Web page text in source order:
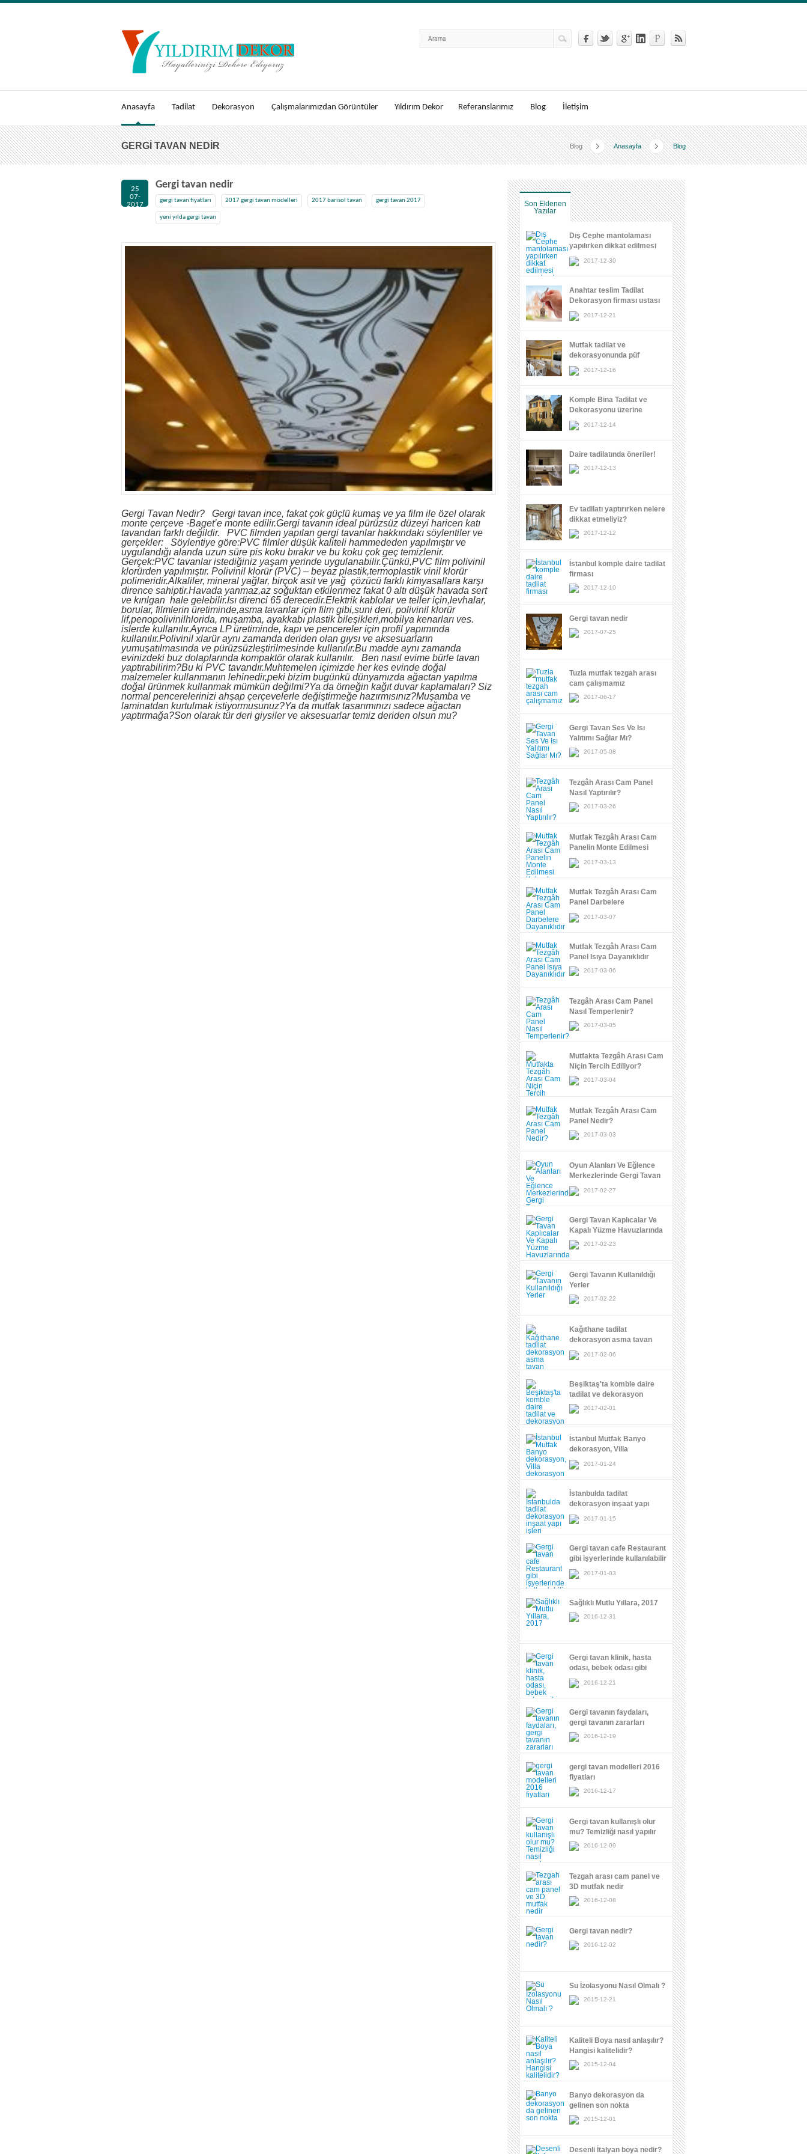
Anasayfa Tadilat Dekorasyon Çalışmalarımızdan Görüntüler Yıldırım Dekor Referanslarımız Blog İletişim
GERGI TAVAN NEDIR Blog Anasayfa Blog
25
07-
2017
Gergi tavan nedir
gergi tavan fiyatları 2017 gergi tavan modelleri 2017 barisol tavan gergi tavan 2017
yeni yılda gergi tavan
Gergi Tavan Nedir? Gergi tavan ince, fakat çok güçlü kumaş ve ya film ile özel olarak
monte çerçeve -Baget’e monte edilir.Gergi tavanın ideal pürüzsüz düzeyi haricen katı
tavandan farklı değildir. PVC filmden yapılan gergi tavanlar hakkındakı söylentiler ve
gerçekler: Söylentiye göre:PVC filmler düşük kaliteli hammededen yapılmıştır ve
uygulandığı alanda uzun süre pis koku bırakır ve bu koku çok geç temizlenir.
Gerçek:PVC tavanlar istediğiniz yaşam yerinde uygulanabilir.Çünkü,PVC film polivinil
klorürden yapılmıştır. Polivinil klorür (PVC) – beyaz plastik,termoplastik vinil klorür
polimeridir.Alkaliler, mineral yağlar, birçok asit ve yağ çözücü farklı kimyasallara karşı
dirence sahiptir.Havada yanmaz,az soğuktan etkilenmez fakat 0 altı düşük havada sert
ve kırılgan hale gelebilir.Isı direnci 65 derecedir.Elektrik kablolar ve teller için,levhalar,
borular, filmlerin üretiminde,asma tavanlar için film gibi,suni deri, polivinil klorür
lif,penopolivinilhlorida, muşamba, ayakkabı plastik bileşikleri,mobilya kenarları ves.
islerde kullanılır.Ayrıca LP üretiminde, kapı ve pencereler için profil yapımında
kullanılır.Polivinil xlarür aynı zamanda deriden olan gıysı ve aksesuarların
yumuşatılmasında ve pürüzsüzleştirilmesinde kullanılır.Bu madde aynı zamanda
evinizdeki buz dolaplarında kompaktör olarak kullanılır. Ben nasıl evime bürle tavan
yaptırabilirim?Bu ki PVC tavandır.Muhtemelen içimizde her kes evinde doğal
malzemeler kullanmanın lehinedir,peki bizim bugünkü dünyamızda ağactan yapılma
doğal ürünmek kullanmak mümkün değilmi?Ya da örneğin kağıt duvar kaplamaları? Siz
normal pencerelerinizi ahşap çerçevelerle değiştirmeğe hazırmısınız?Muşamba ve
laminatdan kurtulmak istiyormusunuz?Ya da mutfak tasarımınızı sadece ağactan
yaptırmağa?Son olarak tür deri giysiler ve aksesuarlar temiz deriden olsun mu?
Son Eklenen
Yazılar
Dış Cephe mantolaması
yapılırken dikkat edilmesi
gerekenler
2017-12-30
Anahtar teslim Tadilat
Dekorasyon firması ustası
istanbul
2017-12-21
Mutfak tadilat ve
dekorasyonunda püf
noktalar
2017-12-16
Komple Bina Tadilat ve
Dekorasyonu üzerine
öneriler!!!
2017-12-14
Daire tadilatında öneriler!
2017-12-13
Ev tadilatı yaptırırken nelere
dikkat etmeliyiz?
2017-12-12
İstanbul komple daire tadilat
firması
2017-12-10
Gergi tavan nedir
2017-07-25
Tuzla mutfak tezgah arası
cam çalışmamız
2017-06-17
Gergi Tavan Ses Ve Isı
Yalıtımı Sağlar Mı?
2017-05-08
Tezgâh Arası Cam Panel
Nasıl Yaptırılır?
2017-03-26
Mutfak Tezgâh Arası Cam
Panelin Monte Edilmesi
Kolaydır
2017-03-13
Mutfak Tezgâh Arası Cam
Panel Darbelere
Dayanıklıdır
2017-03-07
Mutfak Tezgâh Arası Cam
Panel Isıya Dayanıklıdır
2017-03-06
Tezgâh Arası Cam Panel
Nasıl Temperlenir?
2017-03-05
Mutfakta Tezgâh Arası Cam
Niçin Tercih Ediliyor?
2017-03-04
Mutfak Tezgâh Arası Cam
Panel Nedir?
2017-03-03
Oyun Alanları Ve Eğlence
Merkezlerinde Gergi Tavan
Uygulamaları
2017-02-27
Gergi Tavan Kaplıcalar Ve
Kapalı Yüzme Havuzlarında
2017-02-23
Gergi Tavanın Kullanıldığı
Yerler
2017-02-22
Kağıthane tadilat
dekorasyon asma tavan
dekoratif boya işleri
2017-02-06
Beşiktaş'ta komble daire
tadilat ve dekorasyon
2017-02-01
İstanbul Mutfak Banyo
dekorasyon, Villa
dekorasyon
2017-01-24
İstanbulda tadilat
dekorasyon inşaat yapı
işleri
2017-01-15
Gergi tavan cafe Restaurant
gibi işyerlerinde kullanılabilir
mi?
2017-01-03
Sağlıklı Mutlu Yıllara, 2017
2016-12-31
Gergi tavan klinik, hasta
odası, bebek odası gibi
hijyen isteyen mekanlarda
kullanılır mı?
2016-12-21
Gergi tavanın faydaları,
gergi tavanın zararları
2016-12-19
gergi tavan modelleri 2016
fiyatları
2016-12-17
Gergi tavan kullanışlı olur
mu? Temizliği nasıl yapılır
2016-12-09
Tezgah arası cam panel ve
3D mutfak nedir
2016-12-08
Gergi tavan nedir?
2016-12-02
Su İzolasyonu Nasıl Olmalı ?
2015-12-21
Kaliteli Boya nasıl anlaşılır?
Hangisi kalitelidir?
2015-12-04
Banyo dekorasyon da
gelinen son nokta
2015-12-01
Desenli İtalyan boya nedir?